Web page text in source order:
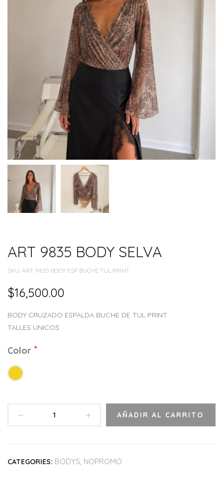
ART 9835 BODY SELVA
SKU: ART 9835 BODY ESP BUCHE TUL PRINT
$16,500.00
BODY CRUZADO ESPALDA BUCHE DE TUL PRINT
TALLES UNICOS
Color
AÑADIR AL CARRITO
CATEGORIES: BODYS, NOPROMO